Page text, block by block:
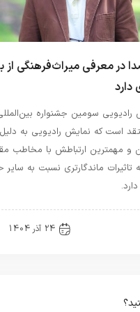
در معرفی میراث‌فرهنگی از
دارد
سومین جشنواره بین‌المللی
است که نمایش رادیویی به
و مهمترین ارتباطش با مخاطب
ماندگارتری نسبت به
24 آذر 1404